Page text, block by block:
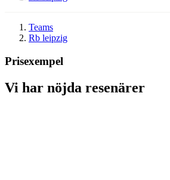
Teams
Rb leipzig
Prisexempel
Vi har nöjda resenärer